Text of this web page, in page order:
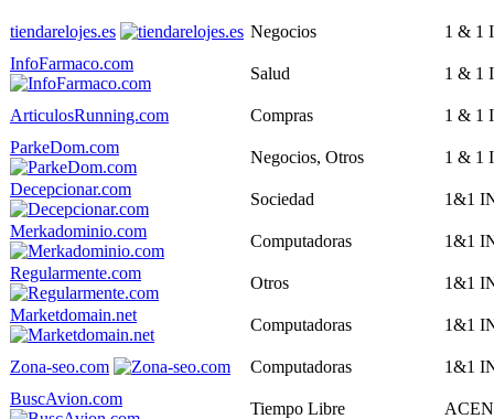
tiendarelojes.es Negocios
1 & 1
InfoFarmaco.com
Salud 1 & 1
ArticulosRunning.com Compras
1 & 1
ParkeDom.com
Negocios, Otros
1 & 1
Decepcionar.com
Sociedad
1&1
Merkadominio.com
Computadoras
1&1
Regularmente.com
Otros
1&1
Marketdomain.net
Computadoras 1&1
Zona-seo.com Computadoras
1&1
BuscAvion.com
Tiempo Libre